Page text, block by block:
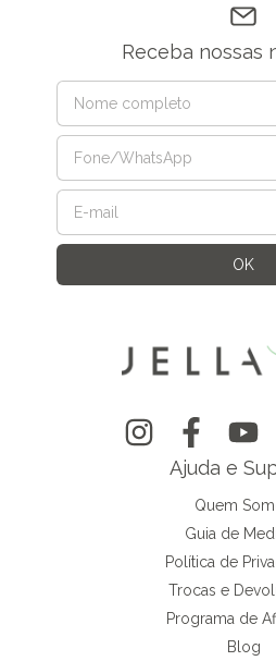
Receba nossas
Ajuda e
Quem
Guia de
Política de
Trocas e
Programa de
Blog